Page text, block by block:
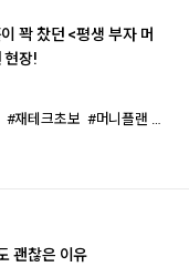
꽉 찼던 <평생 부자 머
현장!
#재테크초보 #머니플랜 #풍
괜찮은 이유